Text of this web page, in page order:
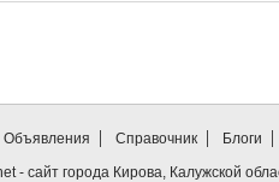
Объявления Справочник
Блоги
- сайт города Кирова, Калужской